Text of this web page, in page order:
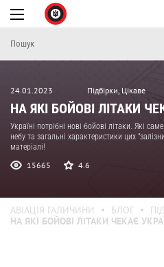
24.01.2023 Підбірки, Цікаве
НА ЯКІ БОЙОВІ ЛІТАКИ
Україні потрібні нові бойові літаки. Які
небу та загальні характеристики цих
матеріалі!
15665 4.6
АВІАЦІЯ ГАЛИЧИНИ БЛОГ
НА ЯКІ БОЙОВІ ЛІТАКИ ЧЕКАЄ